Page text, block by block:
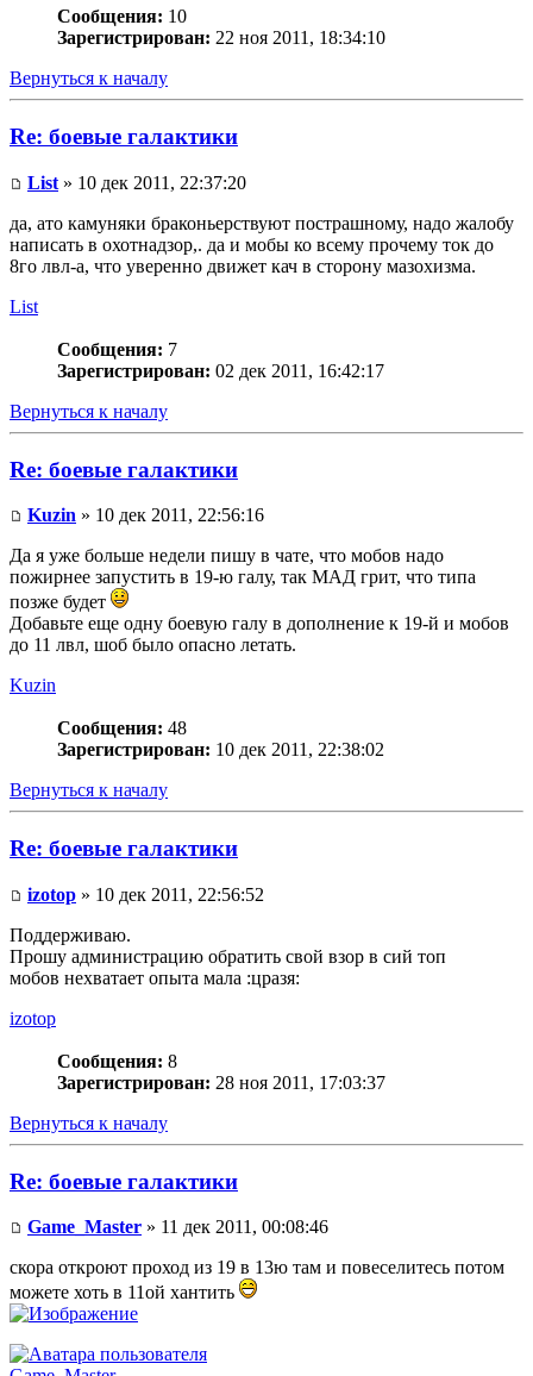
Сообщения: 10
Зарегистрирован: 22 ноя 2011, 18:34:10
Вернуться к началу
Re: боевые галактики
List » 10 дек 2011, 22:37:20
да, ато камуняки браконьерствуют пострашному, надо жалобу
написать в охотнадзор,. да и мобы ко всему прочему ток до
8го лвл-а, что уверенно движет кач в сторону мазохизма.
List
Сообщения: 7
Зарегистрирован: 02 дек 2011, 16:42:17
Вернуться к началу
Re: боевые галактики
Kuzin » 10 дек 2011, 22:56:16
Да я уже больше недели пишу в чате, что мобов надо
пожирнее запустить в 19-ю галу, так МАД грит, что типа
позже будет
Добавьте еще одну боевую галу в дополнение к 19-й и мобов
до 11 лвл, шоб было опасно летать.
Kuzin
Сообщения: 48
Зарегистрирован: 10 дек 2011, 22:38:02
Вернуться к началу
Re: боевые галактики
izotop » 10 дек 2011, 22:56:52
Поддерживаю.
Прошу администрацию обратить свой взор в сий топ
мобов нехватает опыта мала :цразя:
izotop
Сообщения: 8
Зарегистрирован: 28 ноя 2011, 17:03:37
Вернуться к началу
Re: боевые галактики
Game_Master » 11 дек 2011, 00:08:46
скора откроют проход из 19 в 13ю там и повеселитесь потом
можете хоть в 11ой хантить